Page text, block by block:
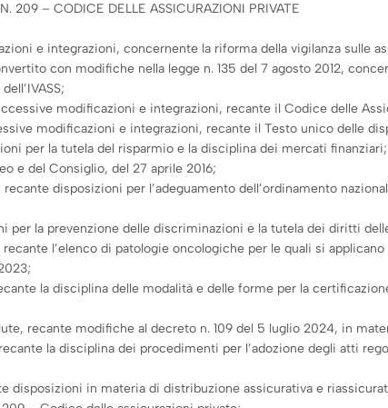
209 – CODICE DELLE ASSICURAZIONI PRIVATE
e integrazioni, concernente la riforma della vigilanza sulle
con modifiche nella legge n. 135 del 7 agosto 2012,
modificazioni e integrazioni, recante il Codice delle
modificazioni e integrazioni, recante il Testo unico delle
per la tutela del risparmio e la disciplina dei mercati finanziari;
e del Consiglio, del 27 aprile 2016;
disposizioni per l’adeguamento dell’ordinamento
per la prevenzione delle discriminazioni e la tutela dei diritti
l’elenco di patologie oncologiche per le quali si
la disciplina delle modalità e delle forme per la
recante modifiche al decreto n. 109 del 5 luglio 2024, in
la disciplina dei procedimenti per l’adozione degli atti
disposizioni in materia di distribuzione assicurativa e